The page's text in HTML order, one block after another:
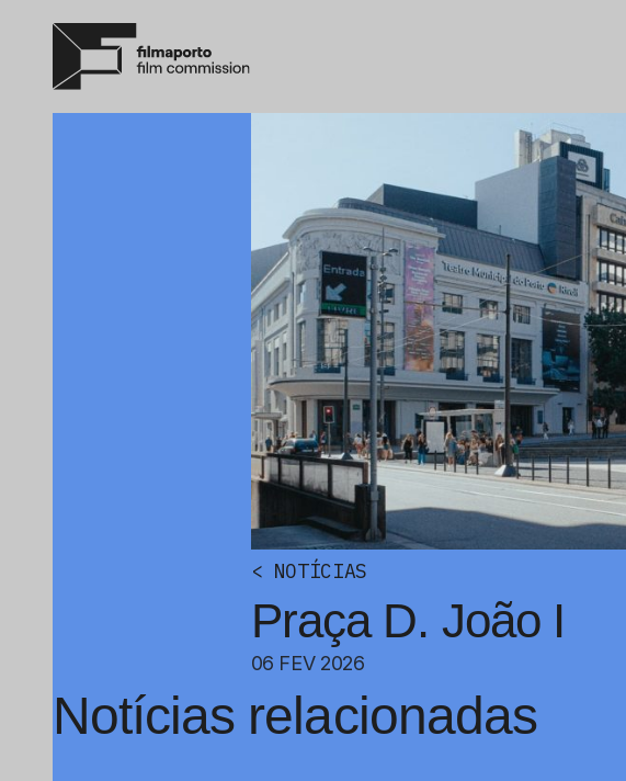
< NOTÍCIAS
Praça D. João I
06 FEV 2026
Notícias relacionadas